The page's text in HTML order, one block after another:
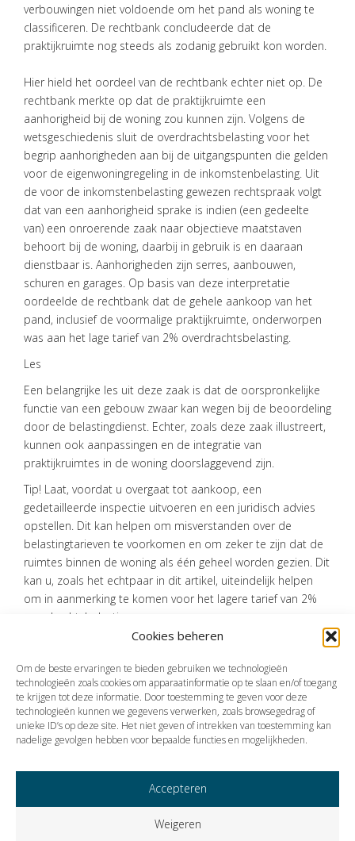
Cookies beheren
Om de beste ervaringen te bieden gebruiken we technologieën
technologieën zoals cookies om apparaatinformatie op te slaan en/of toegang
te krijgen tot deze informatie. Door toestemming te geven voor deze
technologieën kunnen we gegevens verwerken, zoals browsegedrag of
unieke ID’s op deze site. Het niet geven of intrekken van toestemming kan
nadelige gevolgen hebben voor bepaalde functies en mogelijkheden.
Accepteren
Weigeren
verbouwingen niet voldoende om het pand als woning te
classificeren. De rechtbank concludeerde dat de
praktijkruimte nog steeds als zodanig gebruikt kon worden.
Hier hield het oordeel van de rechtbank echter niet op. De
rechtbank merkte op dat de praktijkruimte een
aanhorigheid bij de woning zou kunnen zijn. Volgens de
wetsgeschiedenis sluit de overdrachtsbelasting voor het
begrip aanhorigheden aan bij de uitgangspunten die gelden
voor de eigenwoningregeling in de inkomstenbelasting. Uit
de voor de inkomstenbelasting gewezen rechtspraak volgt
dat van een aanhorigheid sprake is indien (een gedeelte
van) een onroerende zaak naar objectieve maatstaven
behoort bij de woning, daarbij in gebruik is en daaraan
dienstbaar is. Aanhorigheden zijn serres, aanbouwen,
schuren en garages. Op basis van deze interpretatie
oordeelde de rechtbank dat de gehele aankoop van het
pand, inclusief de voormalige praktijkruimte, onderworpen
was aan het lage tarief van 2% overdrachtsbelasting.
Les
Een belangrijke les uit deze zaak is dat de oorspronkelijke
functie van een gebouw zwaar kan wegen bij de beoordeling
door de belastingdienst. Echter, zoals deze zaak illustreert,
kunnen ook aanpassingen en de integratie van
praktijkruimtes in de woning doorslaggevend zijn.
Tip! Laat, voordat u overgaat tot aankoop, een
gedetailleerde inspectie uitvoeren en een juridisch advies
opstellen. Dit kan helpen om misverstanden over de
belastingtarieven te voorkomen en om zeker te zijn dat de
ruimtes binnen de woning als één geheel worden gezien. Dit
kan u, zoals het echtpaar in dit artikel, uiteindelijk helpen
om in aanmerking te komen voor het lagere tarief van 2%
overdrachtsbelasting.
Bron:Rechtbank Noord-Nederland | jurisprudentie |
Vorige Volgende